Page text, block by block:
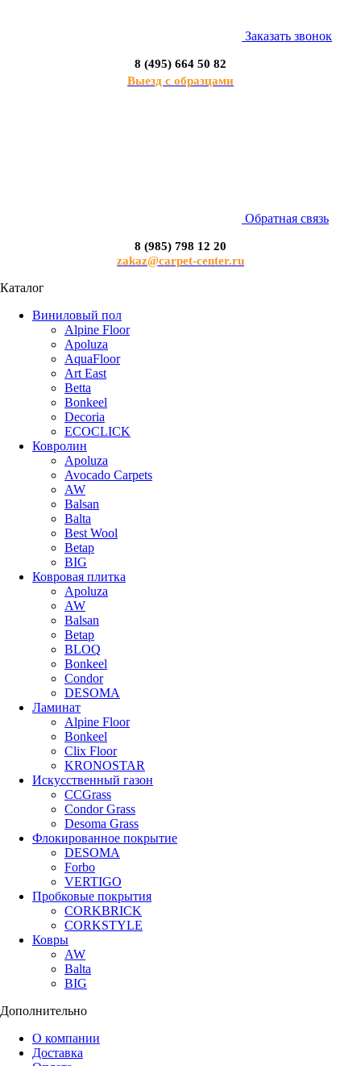
Заказать звонок
8 (495) 664 50 82
Выезд с образцами
Обратная связь
8 (985) 798 12 20
zakaz@carpet-center.ru
Каталог
Виниловый пол
Alpine Floor
Apoluza
AquaFloor
Art East
Betta
Bonkeel
Decoria
ECOCLICK
Ковролин
Apoluza
Avocado Carpets
AW
Balsan
Balta
Best Wool
Betap
BIG
Ковровая плитка
Apoluza
AW
Balsan
Betap
BLOQ
Bonkeel
Condor
DESOMA
Ламинат
Alpine Floor
Bonkeel
Clix Floor
KRONOSTAR
Искусственный газон
CCGrass
Condor Grass
Desoma Grass
Флокированное покрытие
DESOMA
Forbo
VERTIGO
Пробковые покрытия
CORKBRICK
CORKSTYLE
Ковры
AW
Balta
BIG
Дополнительно
О компании
Доставка